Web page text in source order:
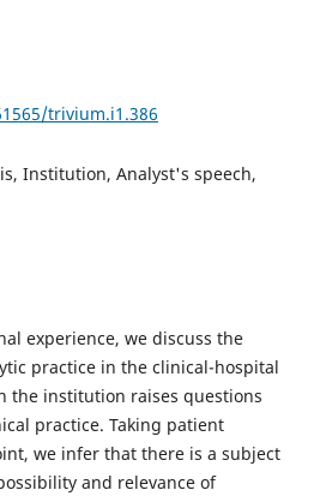
trivium.i1.386
Institution, Analyst's speech,
experience, we discuss the
practice in the clinical-hospital
the institution raises questions
practice. Taking patient
we infer that there is a subject
and relevance of